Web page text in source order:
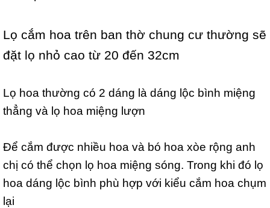
Lọ cắm hoa trên ban thờ chung cư thường sẽ
đặt lọ nhỏ cao từ 20 đến 32cm
Lọ hoa thường có 2 dáng là dáng lộc bình miệng
thẳng và lọ hoa miệng lượn
Để cắm được nhiều hoa và bó hoa xòe rộng anh
chị có thể chọn lọ hoa miệng sóng. Trong khi đó lọ
hoa dáng lộc bình phù hợp với kiểu cắm hoa chụm
lại